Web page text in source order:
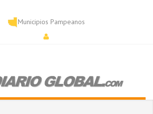
Municipios Pampeanos